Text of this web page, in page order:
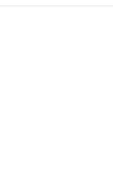
Владимир Путин